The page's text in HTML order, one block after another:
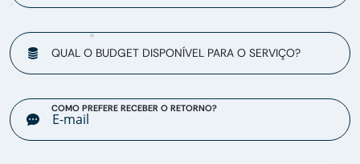
QUAL O BUDGET DISPONÍVEL PARA O SERVIÇO?
COMO PREFERE RECEBER O RETORNO?